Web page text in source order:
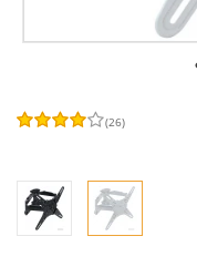
(26)